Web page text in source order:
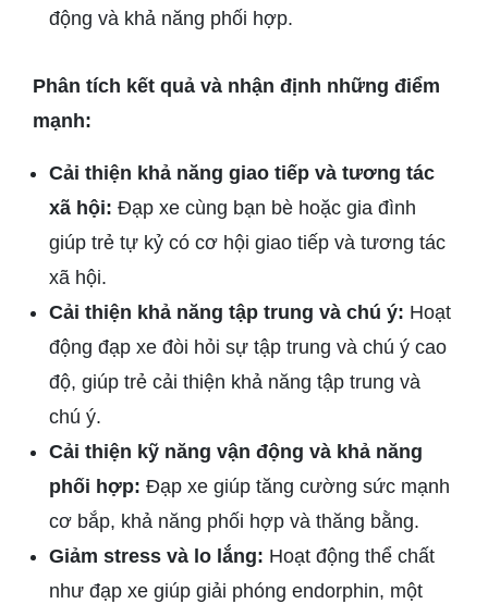
động và khả năng phối hợp.
Phân tích kết quả và nhận định những điểm
mạnh:
Cải thiện khả năng giao tiếp và tương tác
xã hội: Đạp xe cùng bạn bè hoặc gia đình
giúp trẻ tự kỷ có cơ hội giao tiếp và tương tác
xã hội.
Cải thiện khả năng tập trung và chú ý: Hoạt
động đạp xe đòi hỏi sự tập trung và chú ý cao
độ, giúp trẻ cải thiện khả năng tập trung và
chú ý.
Cải thiện kỹ năng vận động và khả năng
phối hợp: Đạp xe giúp tăng cường sức mạnh
cơ bắp, khả năng phối hợp và thăng bằng.
Giảm stress và lo lắng: Hoạt động thể chất
như đạp xe giúp giải phóng endorphin, một